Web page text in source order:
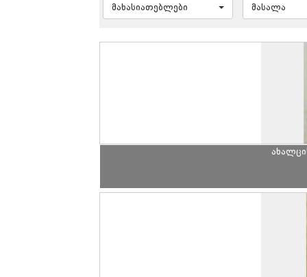
მახასიათებლები მასალა